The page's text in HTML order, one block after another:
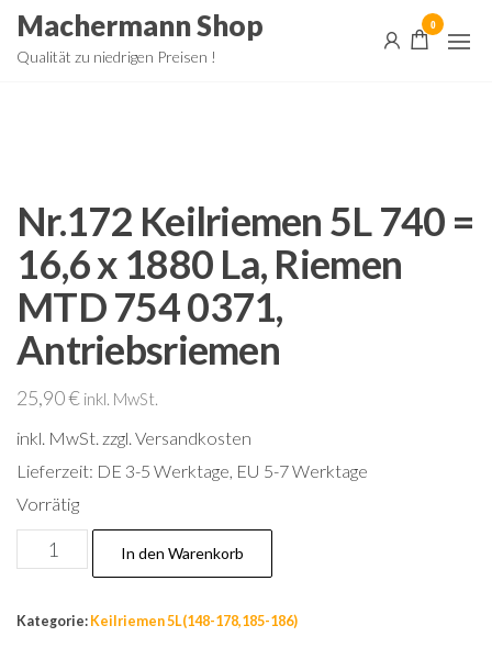
ZumMachermann Shop
Qualität zu niedrigen Preisen !
0
Nr.172 Keilriemen 5L 740 =
16,6 x 1880 La, Riemen
MTD 754 0371,
Antriebsriemen
25,90€ inkl. MwSt.
inkl. MwSt. zzgl. Versandkosten
Lieferzeit: DE 3-5 Werktage, EU 5-7 Werktage
Vorrätig
Nr.172
Keilriemen
In den Warenkorb
Kategorie: Keilriemen 5L(148-178,185-186)